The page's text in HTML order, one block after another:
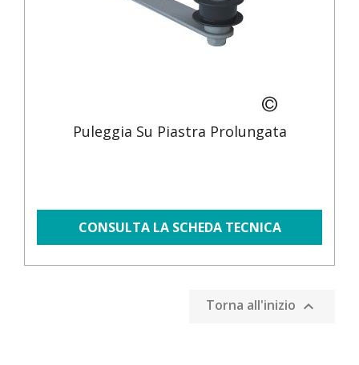
Puleggia Su Piastra Prolungata
CONSULTA LA SCHEDA TECNICA
Torna all'inizio 